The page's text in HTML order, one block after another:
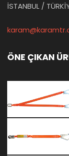
İSTANBUL /
ÖNE ÇIKAN